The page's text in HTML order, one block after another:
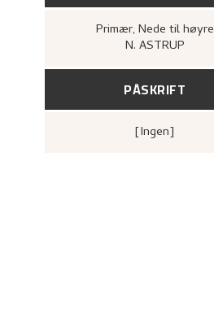
Primær, Nede til høyre
N. ASTRUP
PÅSKRIFT
[ingen]